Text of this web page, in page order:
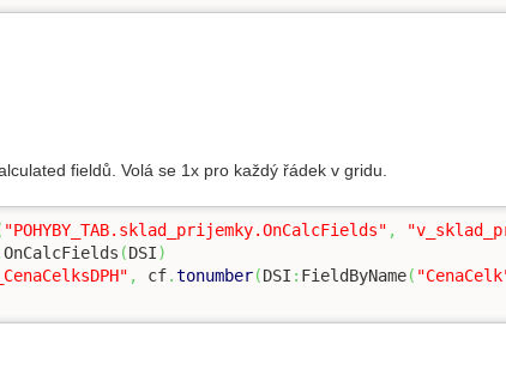
fieldů. Volá se 1x pro každý řádek v gridu.
"POHYBY_TAB.sklad_prijemky.OnCalcFields" ,
OnCalcFields (DSI)
, cf.tonumber(DSI : FieldByName(